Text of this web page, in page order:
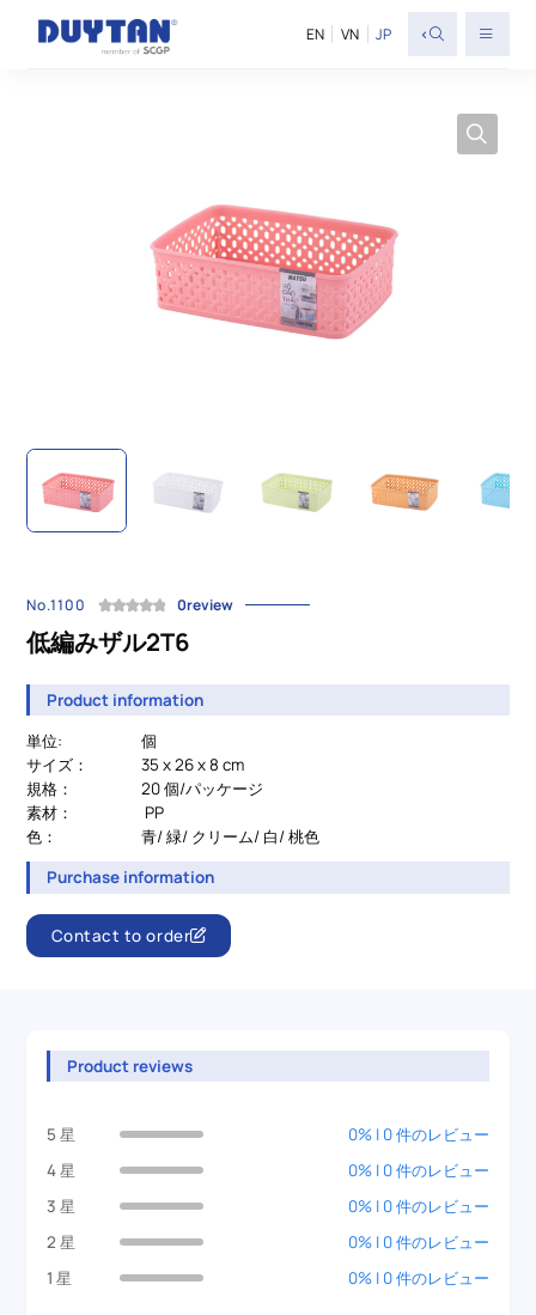
EN VN JP <
No.1100 0review
低編みザル2T6
Product information
単位:
個
サイズ：
35 x 26 x 8 cm
規格：
20 個/パッケージ
素材：
PP
色：
青/ 緑/ クリーム/ 白/ 桃色
Purchase information
Contact to order
Product reviews
5 星
0% | 0 件のレビュー
4 星
0% | 0 件のレビュー
3 星
0% | 0 件のレビュー
2 星
0% | 0 件のレビュー
1 星
0% | 0 件のレビュー